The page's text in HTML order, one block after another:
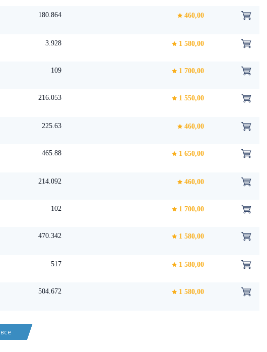
180.864 460,00
3.928 1 580,00
109 1 700,00
216.053 1 550,00
225.63 460,00
465.88 1 650,00
214.092 460,00
102 1 700,00
470.342 1 580,00
517 1 580,00
504.672 1 580,00